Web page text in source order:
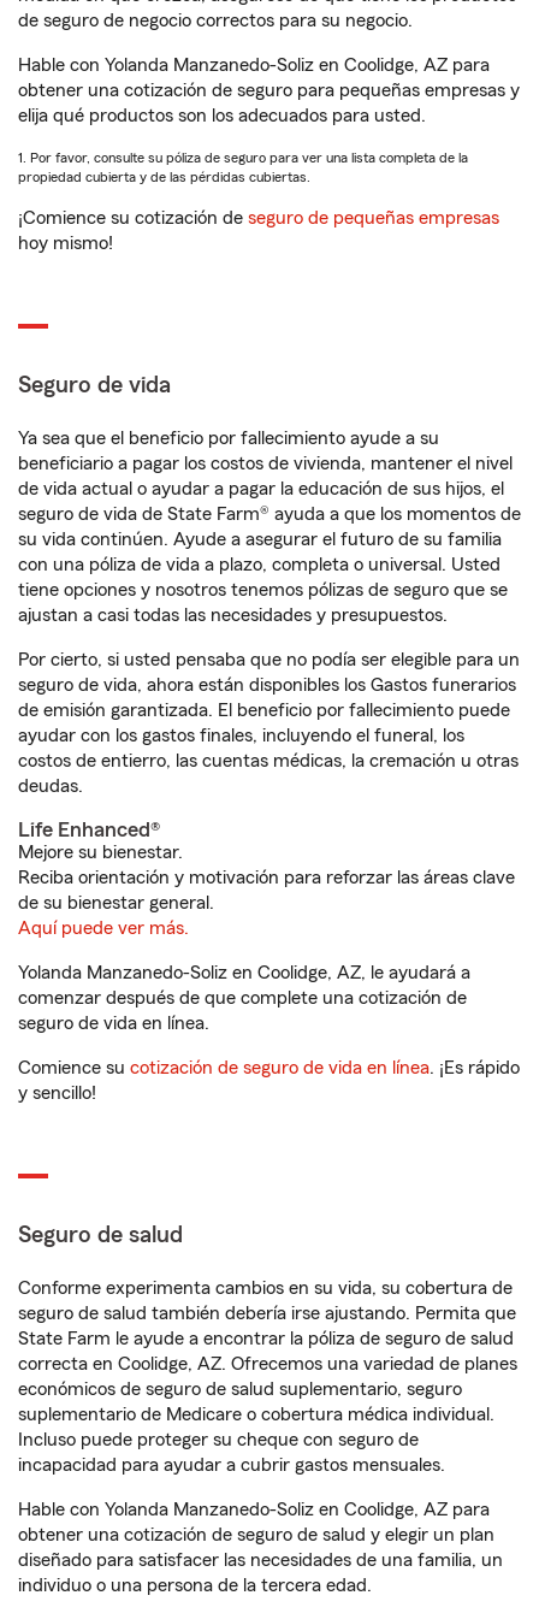
de seguro de negocio correctos para su negocio.
Hable con Yolanda Manzanedo-Soliz en Coolidge, AZ para
obtener una cotización de seguro para pequeñas empresas y
elija qué productos son los adecuados para usted.
1. Por favor, consulte su póliza de seguro para ver una lista completa de la
propiedad cubierta y de las pérdidas cubiertas.
¡Comience su cotización de seguro de pequeñas empresas
hoy mismo!
Seguro de vida
Ya sea que el beneficio por fallecimiento ayude a su
beneficiario a pagar los costos de vivienda, mantener el nivel
de vida actual o ayudar a pagar la educación de sus hijos, el
seguro de vida de State Farm® ayuda a que los momentos de
su vida continúen. Ayude a asegurar el futuro de su familia
con una póliza de vida a plazo, completa o universal. Usted
tiene opciones y nosotros tenemos pólizas de seguro que se
ajustan a casi todas las necesidades y presupuestos.
Por cierto, si usted pensaba que no podía ser elegible para un
seguro de vida, ahora están disponibles los Gastos funerarios
de emisión garantizada. El beneficio por fallecimiento puede
ayudar con los gastos finales, incluyendo el funeral, los
costos de entierro, las cuentas médicas, la cremación u otras
deudas.
Life Enhanced®
Mejore su bienestar.
Reciba orientación y motivación para reforzar las áreas clave
de su bienestar general.
Aquí puede ver más.
Yolanda Manzanedo-Soliz en Coolidge, AZ, le ayudará a
comenzar después de que complete una cotización de
seguro de vida en línea.
Comience su cotización de seguro de vida en línea. ¡Es rápido
y sencillo!
Seguro de salud
Conforme experimenta cambios en su vida, su cobertura de
seguro de salud también debería irse ajustando. Permita que
State Farm le ayude a encontrar la póliza de seguro de salud
correcta en Coolidge, AZ. Ofrecemos una variedad de planes
económicos de seguro de salud suplementario, seguro
suplementario de Medicare o cobertura médica individual.
Incluso puede proteger su cheque con seguro de
incapacidad para ayudar a cubrir gastos mensuales.
Hable con Yolanda Manzanedo-Soliz en Coolidge, AZ para
obtener una cotización de seguro de salud y elegir un plan
diseñado para satisfacer las necesidades de una familia, un
individuo o una persona de la tercera edad.